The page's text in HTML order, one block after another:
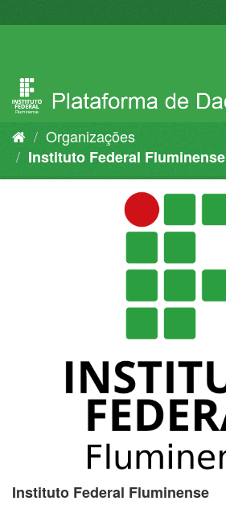
para
Organizações
Instituto Federal Fluminense
Instituto Federal Fluminense